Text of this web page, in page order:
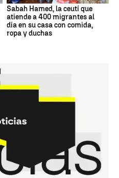
Sabah Hamed, la ceutí que
atiende a 400 migrantes al
día en su casa con comida,
ropa y duchas